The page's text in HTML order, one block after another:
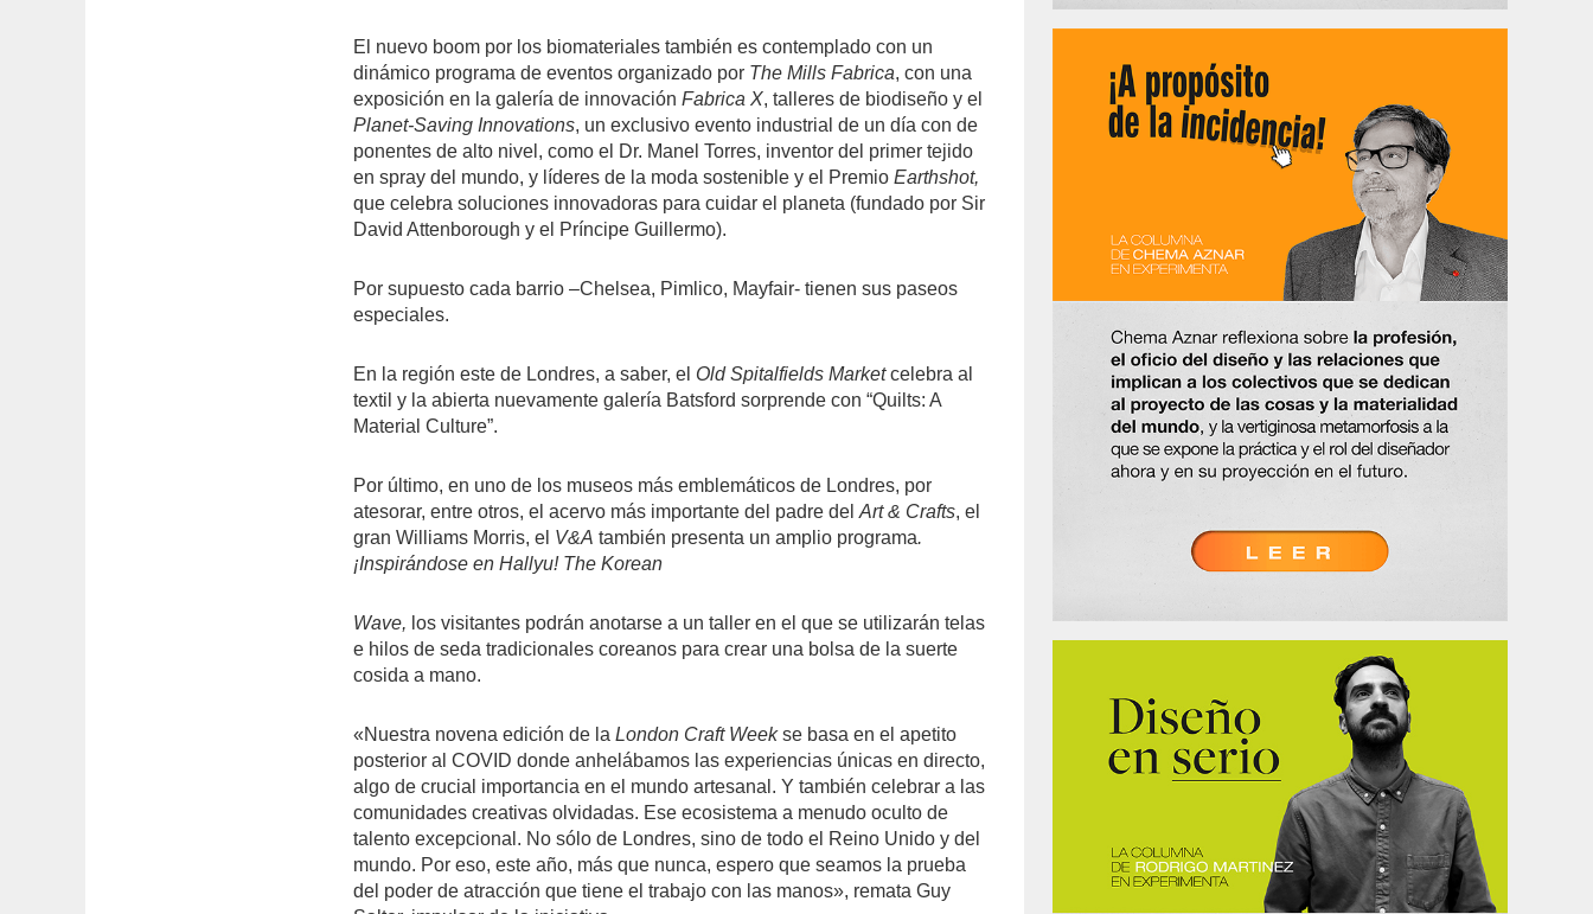
El nuevo boom por los biomateriales también es contemplado con un
dinámico programa de eventos organizado por The Mills Fabrica, con una
exposición en la galería de innovaciónFabrica X, talleres de biodiseño y el
Planet-Saving Innovations, un exclusivo evento industrial de un día con de
ponentes de alto nivel, como el Dr. Manel Torres, inventor del primer tejido
en spray del mundo, y líderes de la moda sostenible y el PremioEarthshot,
que celebra soluciones innovadoras para cuidar el planeta (fundado por Sir
David Attenborough y el Príncipe Guillermo).
Por supuesto cada barrio –Chelsea, Pimlico, Mayfair- tienen sus paseos
especiales.
En la región este de Londres, a saber, el Old Spitalfields Marketcelebra al
textil y la abierta nuevamente galería Batsford sorprende con “Quilts: A
Material Culture”.
Por último, en uno de los museos más emblemáticos de Londres, por
atesorar, entre otros, el acervo más importante del padre delArt & Crafts, el
gran Williams Morris, el V&A también presenta un amplio programa.
¡Inspirándose en Hallyu! The Korean
Wave, los visitantes podrán anotarse a un taller en el que se utilizarán telas
e hilos de seda tradicionales coreanos para crear una bolsa de la suerte
cosida a mano.
«Nuestra novena edición de laLondon Craft Weekse basa en el apetito
posterior al COVID donde anhelábamos las experiencias únicas en directo,
algo de crucial importancia en el mundo artesanal. Y también celebrar a las
comunidades creativas olvidadas. Ese ecosistema a menudo oculto de
talento excepcional. No sólo de Londres, sino de todo el Reino Unido y del
mundo. Por eso, este año, más que nunca, espero que seamos la prueba
del poder de atracción que tiene el trabajo con las manos», remata Guy